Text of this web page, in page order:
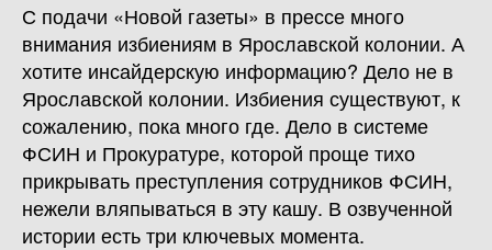
С подачи «Новой газеты» в прессе много
внимания избиениям в Ярославской колонии. А
хотите инсайдерскую информацию? Дело не в
Ярославской колонии. Избиения существуют, к
сожалению, пока много где. Дело в системе
ФСИН и Прокуратуре, которой проще тихо
прикрывать преступления сотрудников ФСИН,
нежели вляпываться в эту кашу. В озвученной
истории есть три ключевых момента.